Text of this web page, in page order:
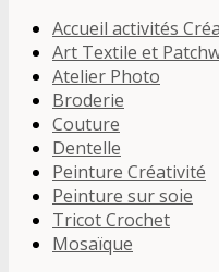
Accueil activités
Art Textile et
Atelier Photo
Broderie
Couture
Dentelle
Peinture Créativité
Peinture sur soie
Tricot Crochet
Mosaïque